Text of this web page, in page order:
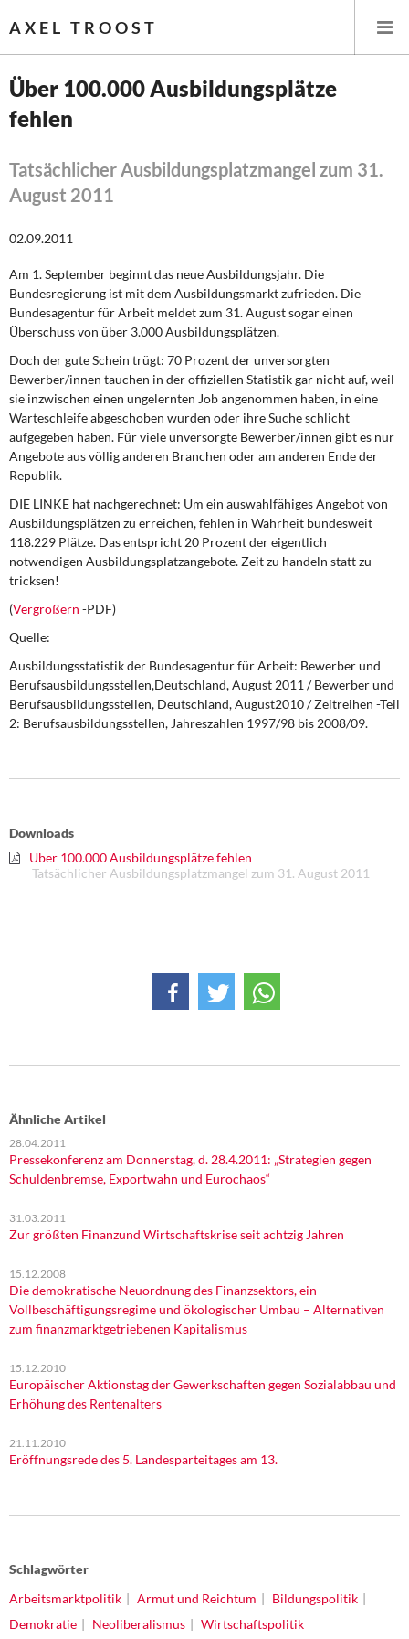
AXEL TROOST
Startseite
Themen
Leitlinien linker Wirtschafts- und Finanzpolitik
Steuer- und Finanzpolitik
Öffentliche Infrastruktur und Daseinsvorsorge
Eurokrise und Griechenland
DIE LINKE
Weitere Themen
Memo-Gruppe
Institut Solidarische Moderne
Über mich
Kontakt
Über 100.000 Ausbildungsplätze
fehlen
Tatsächlicher Ausbildungsplatzmangel zum 31.
August 2011
02.09.2011
Am 1. September beginnt das neue Ausbildungsjahr. Die
Bundesregierung ist mit dem Ausbildungsmarkt zufrieden. Die
Bundesagentur für Arbeit meldet zum 31. August sogar einen
Überschuss von über 3.000 Ausbildungsplätzen.
Doch der gute Schein trügt: 70 Prozent der unversorgten
Bewerber/innen tauchen in der offiziellen Statistik gar nicht auf, weil
sie inzwischen einen ungelernten Job angenommen haben, in eine
Warteschleife abgeschoben wurden oder ihre Suche schlicht
aufgegeben haben. Für viele unversorgte Bewerber/innen gibt es nur
Angebote aus völlig anderen Branchen oder am anderen Ende der
Republik.
DIE LINKE hat nachgerechnet: Um ein auswahlfähiges Angebot von
Ausbildungsplätzen zu erreichen, fehlen in Wahrheit bundesweit
118.229 Plätze. Das entspricht 20 Prozent der eigentlich
notwendigen Ausbildungsplatzangebote. Zeit zu handeln statt zu
tricksen!
(Vergrößern -PDF)
Quelle:
Ausbildungsstatistik der Bundesagentur für Arbeit: Bewerber und
Berufsausbildungsstellen,Deutschland, August 2011 / Bewerber und
Berufsausbildungsstellen, Deutschland, August2010 / Zeitreihen -Teil
2: Berufsausbildungsstellen, Jahreszahlen 1997/98 bis 2008/09.
Downloads
Über 100.000 Ausbildungsplätze fehlen
Tatsächlicher Ausbildungsplatzmangel zum 31. August 2011
Ähnliche Artikel
28.04.2011
Pressekonferenz am Donnerstag, d. 28.4.2011: „Strategien gegen
Schuldenbremse, Exportwahn und Eurochaos“
31.03.2011
Zur größten Finanzund Wirtschaftskrise seit achtzig Jahren
15.12.2008
Die demokratische Neuordnung des Finanzsektors, ein
Vollbeschäftigungsregime und ökologischer Umbau – Alternativen
zum finanzmarktgetriebenen Kapitalismus
15.12.2010
Europäischer Aktionstag der Gewerkschaften gegen Sozialabbau und
Erhöhung des Rentenalters
21.11.2010
Eröffnungsrede des 5. Landesparteitages am 13.
Schlagwörter
Arbeitsmarktpolitik
Armut und Reichtum
Bildungspolitik
Demokratie
Neoliberalismus Wirtschaftspolitik